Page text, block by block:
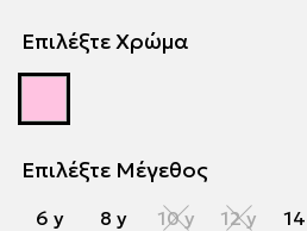
Επιλέξτε Χρώμα
Επιλέξτε Μέγεθος
6 y 8 y 10 y 12 y